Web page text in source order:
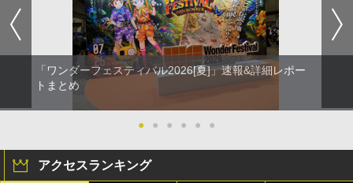
「ワンダーフェスティバル2026[夏]」速報&詳細レポー
トまとめ
● ● ● ● ● ●
アクセスランキング